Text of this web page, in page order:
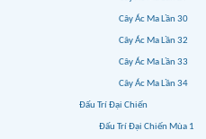
Cây Ác Ma Lần 30
Cây Ác Ma Lần 32
Cây Ác Ma Lần 33
Cây Ác Ma Lần 34
Đấu Trí Đại Chiến
Đấu Trí Đại Chiến Mùa 1